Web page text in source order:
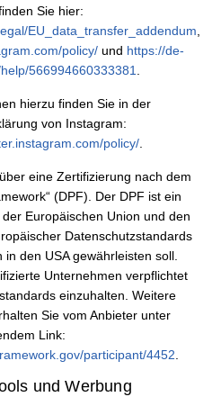
Sie hier:
EU_data_transfer_addendum,
policy/und https://de-
566994660333381.
hierzu finden Sie in der
von Instagram:
policy/.
eine Zertifizierung nach dem
(DPF). Der DPF ist ein
Europäischen Union und den
Datenschutzstandards
den USA gewährleisten soll.
Unternehmen verpflichtet
einzuhalten. Weitere
Sie vom Anbieter unter
Link:
participant/4452.
und Werbung